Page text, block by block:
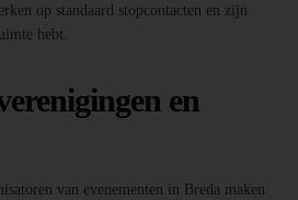
op standaard stopcontacten en zijn
hebt.
en
van evenementen in Breda maken